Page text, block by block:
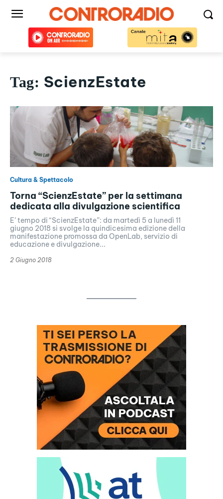
Tag: ScienzEstate
Cultura & Spettacolo
Torna “ScienzEstate” per la settimana
dedicata alla divulgazione scientifica
E’ tempo di “ScienzEstate”: da martedì 5 a lunedì 11
giugno 2018 si svolge la quindicesima edizione della
manifestazione promossa da OpenLab, servizio di
educazione e divulgazione...
2 Giugno 2018